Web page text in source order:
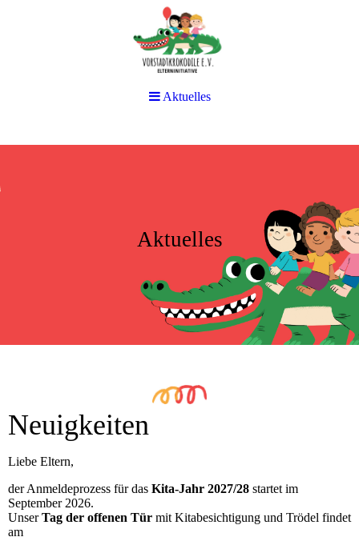
Aktuelles
Neuigkeiten
Liebe Eltern,
der Anmeldeprozess für das Kita-Jahr 2027/28 startet im
September 2026.
UnserTag der offenen Tür mit Kitabesichtigung und Trödel findet
am
Aktuelles